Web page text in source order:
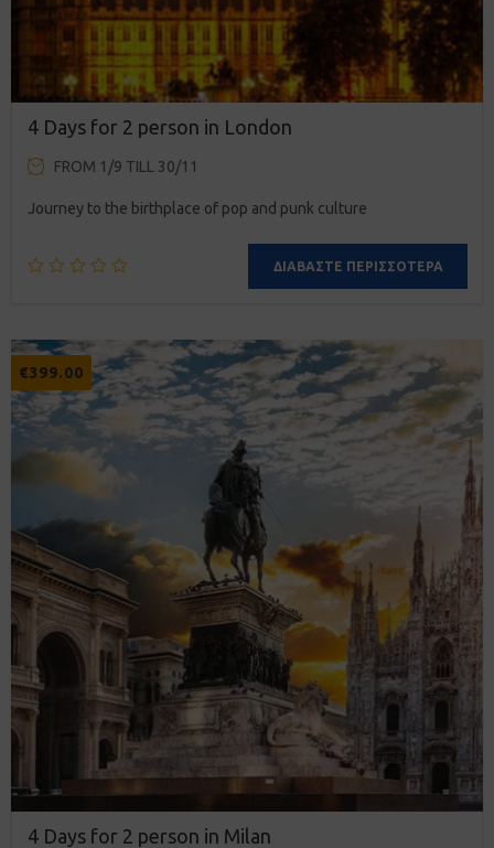
4 Days for 2 person in London
FROM 1/9 TILL 30/11
Journey to the birthplace of pop and punk culture
ΔΙΑΒΆΣΤΕ ΠΕΡΙΣΣΌΤΕΡΑ
€399.00
4 Days for 2 person in Milan